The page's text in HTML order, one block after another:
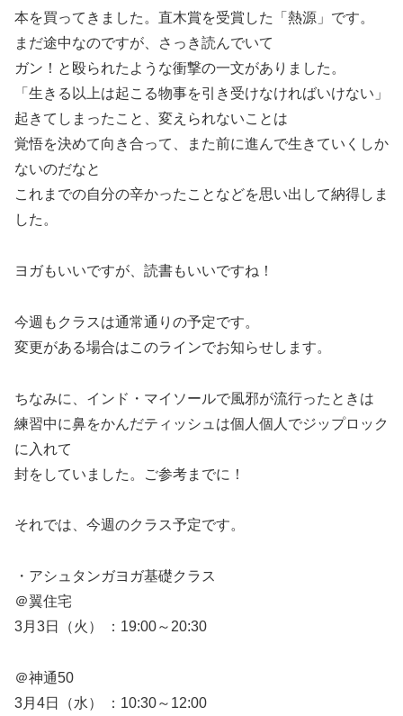
本を買ってきました。直木賞を受賞した「熱源」です。
まだ途中なのですが、さっき読んでいて
ガン！と殴られたような衝撃の一文がありました。
「生きる以上は起こる物事を引き受けなければいけない」
起きてしまったこと、変えられないことは
覚悟を決めて向き合って、また前に進んで生きていくしか
ないのだなと
これまでの自分の辛かったことなどを思い出して納得しま
した。
ヨガもいいですが、読書もいいですね！
今週もクラスは通常通りの予定です。
変更がある場合はこのラインでお知らせします。
ちなみに、インド・マイソールで風邪が流行ったときは
練習中に鼻をかんだティッシュは個人個人でジップロック
に入れて
封をしていました。ご参考までに！
それでは、今週のクラス予定です。
・アシュタンガヨガ基礎クラス
＠翼住宅
3月3日（火） ：19:00～20:30
＠神通50
3月4日（水） ：10:30～12:00